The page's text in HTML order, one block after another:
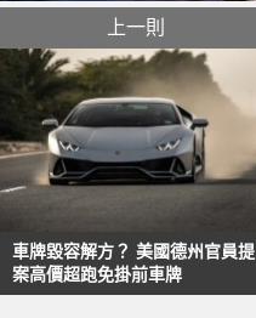
上一則
車牌毀容解方？ 美國德州官員提
案高價超跑免掛前車牌